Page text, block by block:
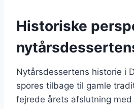
Historiske
Nytårsdessertens historie i
spores tilbage til gamle
fejrede årets afslutning